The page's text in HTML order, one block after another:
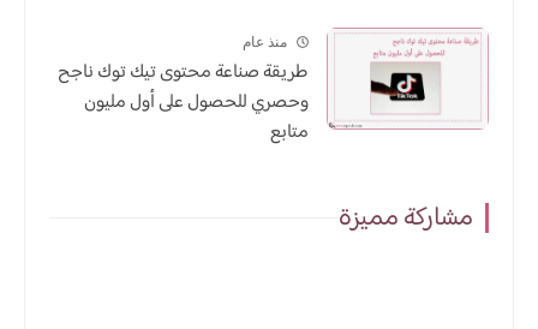
منذ عام
طريقة صناعة محتوى تيك توك ناجح
وحصري للحصول على أول مليون
متابع
مشاركة مميزة